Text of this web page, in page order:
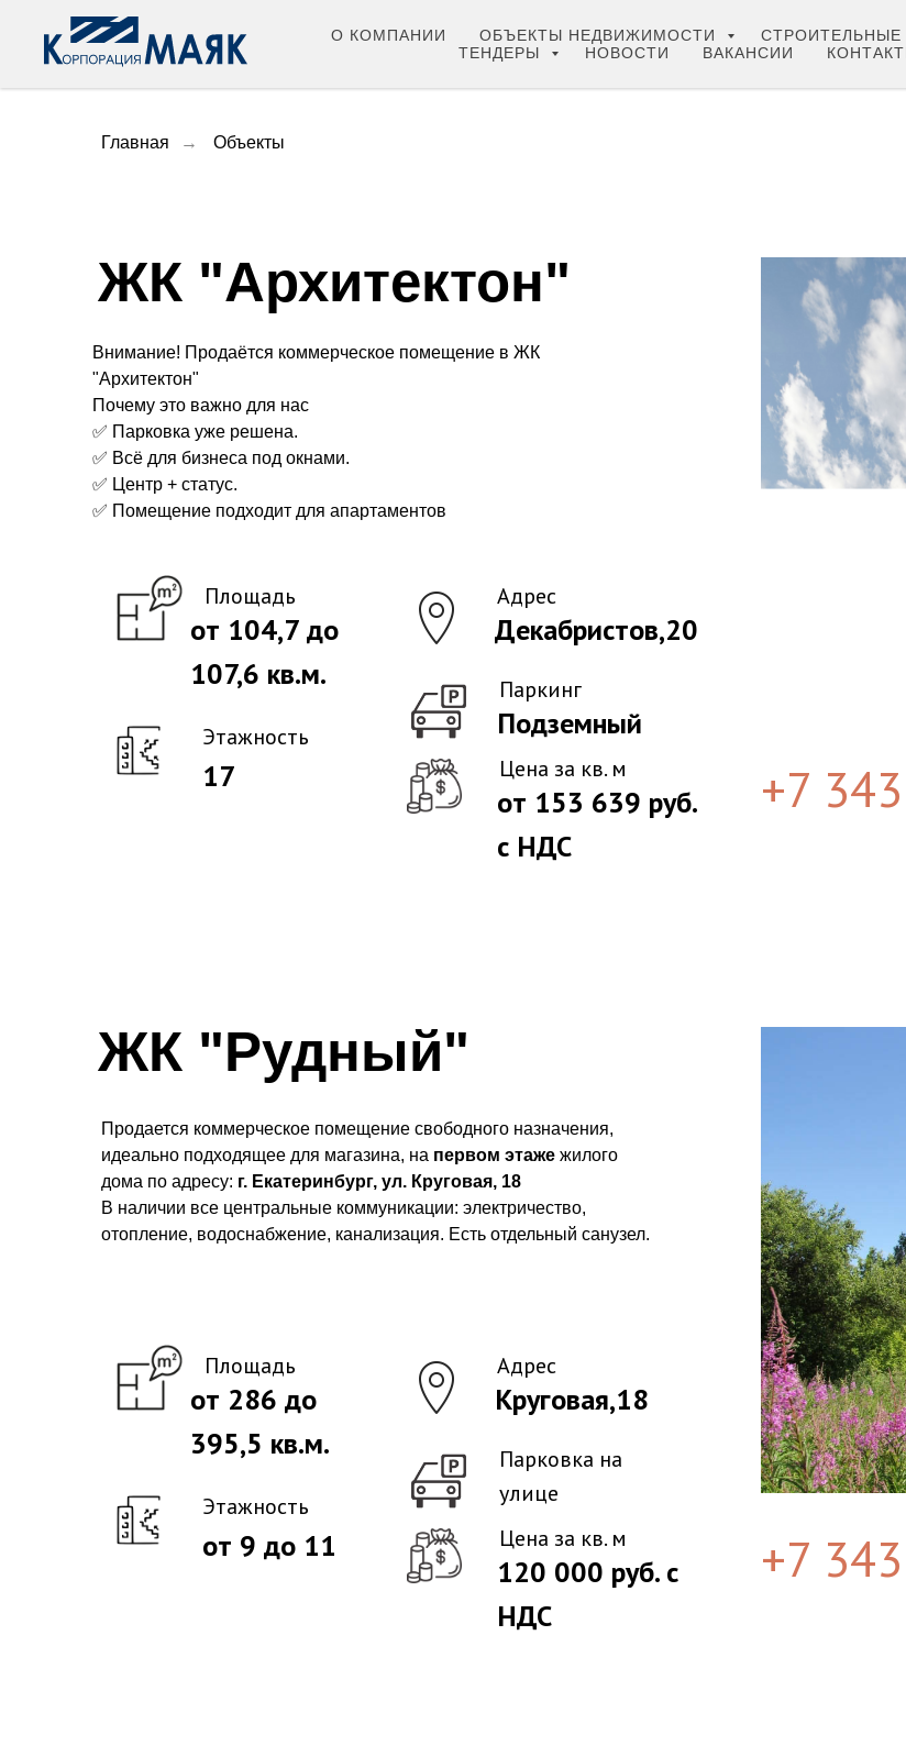
О КОМПАНИИ ОБЪЕКТЫ НЕДВИЖИМОСТИ
СТРОИТЕЛЬНЫЕ
ТЕНДЕРЫ
НОВОСТИ ВАКАНСИИ
Главная → Объекты
ЖК "Архитектон"
Внимание! Продаётся коммерческое помещение в ЖК
"Архитектон"
Почему это важно для нас
✅ Парковка уже решена.
✅ Всё для бизнеса под окнами.
✅ Центр + статус.
✅ Помещение подходит для апартаментов
Площадь
Этажность
от 104,7 до
107,6 кв.м.
17
Адрес
Декабристов,20
Паркинг
Подземный
+7
Цена за кв. м
от 153 639 руб.
с НДС
ЖК "Рудный"
Продается коммерческое помещение свободного назначения,
идеально подходящее для магазина, на первом этаже жилого
дома по адресу: г. Екатеринбург, ул. Круговая, 18
В наличии все центральные коммуникации: электричество,
отопление, водоснабжение, канализация. Есть отдельный санузел.
Площадь
Этажность
от 286 до
395,5 кв.м.
от 9 до 11
Адрес
Круговая,18
Парковка на
улице
+7
Цена за кв. м
120 000 руб. с
НДС